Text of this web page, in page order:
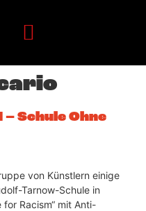
– Schule Ohne
von Künstlern einige
Tarnow-Schule in
Racism“ mit Anti-